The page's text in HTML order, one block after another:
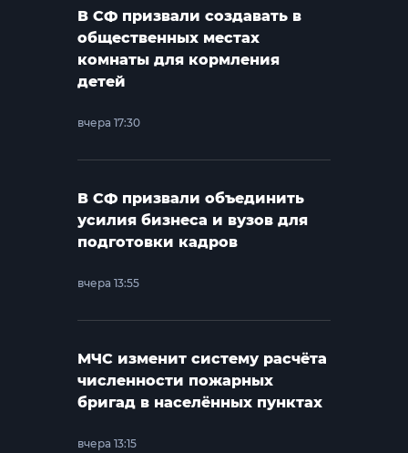
В СФ призвали создавать в
общественных местах
комнаты для кормления
детей
вчера 17:30
В СФ призвали объединить
усилия бизнеса и вузов для
подготовки кадров
вчера 13:55
МЧС изменит систему расчёта
численности пожарных
бригад в населённых пунктах
вчера 13:15